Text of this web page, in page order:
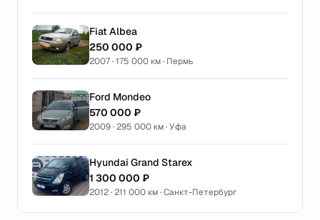
Fiat Albea
250 000 ₽
2007 · 175 000 км · Пермь
Ford Mondeo
570 000 ₽
2009 · 295 000 км · Уфа
Hyundai Grand Starex
1 300 000 ₽
2012 · 211 000 км · Санкт-Петербург